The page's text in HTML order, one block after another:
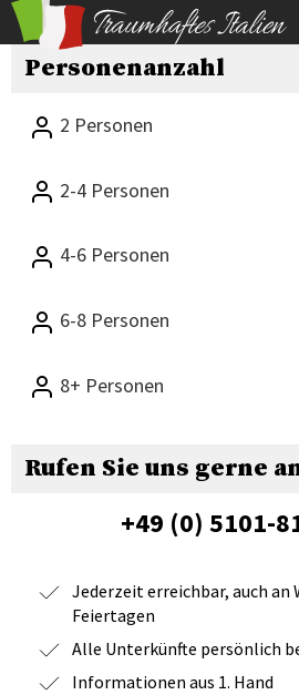
Personenanzahl
2 Personen
2-4 Personen
4-6 Personen
6-8 Personen
8+ Personen
Rufen Sie uns gerne
+49 (0) 5101-
Jederzeit erreichbar, auch an
Feiertagen
Alle Unterkünfte persönlich
Informationen aus 1. Hand